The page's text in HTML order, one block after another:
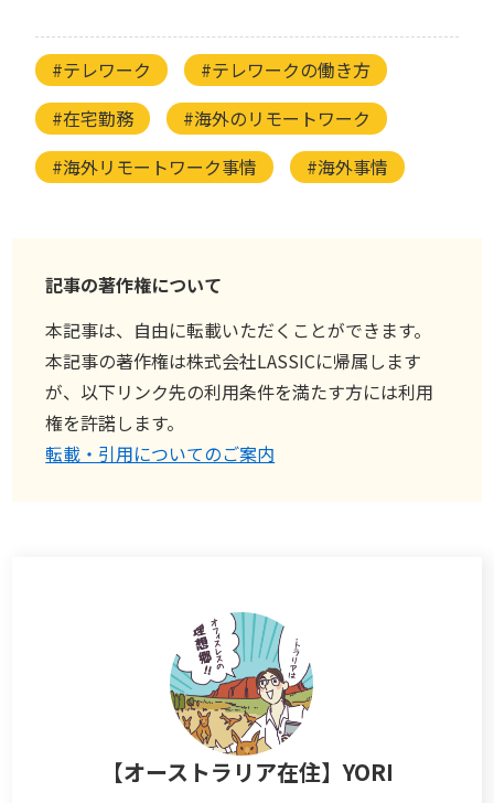
#テレワーク
#テレワークの働き方
#在宅勤務
#海外のリモートワーク
#海外リモートワーク事情
#海外事情
記事の著作権について
本記事は、自由に転載いただくことができます。
本記事の著作権は株式会社LASSICに帰属します
が、以下リンク先の利用条件を満たす方には利用
権を許諾します。
転載・引用についてのご案内
【オーストラリア在住】YORI